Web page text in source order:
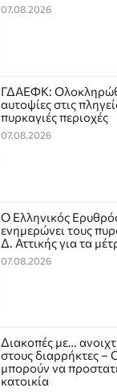
07.08.2026
ΓΔΑΕΦΚ:
αυτοψίες στις
πυρκαγιές περιοχές
07.08.2026
Ο Ελληνικός
ενημερώνει τους
Δ. Αττικής για τα
07.08.2026
Διακοπές με…
στους διαρρήκτες –
μπορούν να
κατοικία